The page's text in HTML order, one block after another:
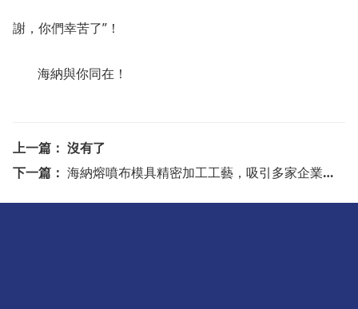
謝，你們幸苦了”！
海納與你同在！
上一篇： 沒有了
下一篇： 海納熔噴布模具精密加工工藝，吸引多家企業上門求合作